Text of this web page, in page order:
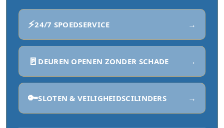
⚡24/7 SPOEDSERVICE →
🚪 DEUREN OPENEN ZONDER SCHADE →
🔑SLOTEN & VEILIGHEIDSCILINDERS →